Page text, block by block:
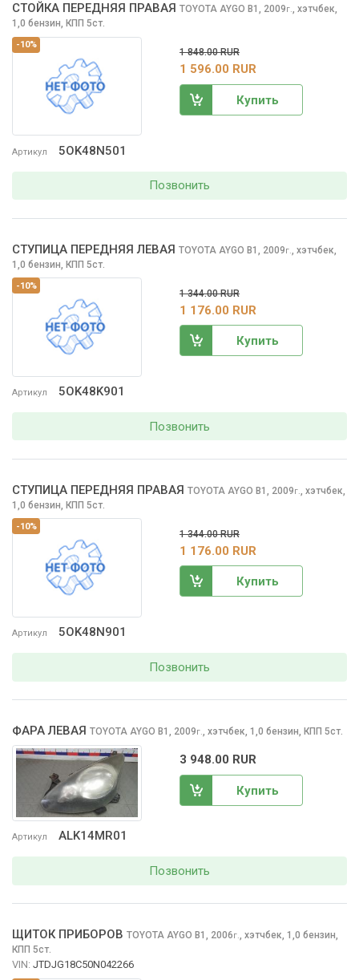
-10%
Артикул 5OK48N501
СТОЙКА ПЕРЕДНЯЯ ПРАВАЯ TOYOTA AYGO B1, 2009г., хэтчбек,
1,0 бензин, КПП 5ст.
1 848.00 RUR
1 596.00 RUR
Купить
Позвонить
-10%
Артикул 5OK48K901
СТУПИЦА ПЕРЕДНЯЯ ЛЕВАЯ TOYOTA AYGO B1, 2009г.
хэтчбек,
1,0 бензин, КПП 5ст.
1 344.00 RUR
1 176.00 RUR
Купить
Позвонить
-10%
Артикул 5OK48N901
СТУПИЦА ПЕРЕДНЯЯ ПРАВАЯ TOYOTA AYGO B1, 2009г., хэтчбек,
1,0 бензин, КПП 5ст.
1 344.00 RUR
1 176.00 RUR
Купить
Позвонить
Артикул ALK14MR01
ФАРА ЛЕВАЯ TOYOTA AYGO B1, 2009г., хэтчбек, 1,0 бензин, КПП 5ст.
3 948.00 RUR
Купить
Позвонить
ЩИТОК ПРИБОРОВ TOYOTA AYGO B1, 2006г., хэтчбек, 1,0 бензин,
КПП 5ст.
VIN: JTDJG18C50N042266